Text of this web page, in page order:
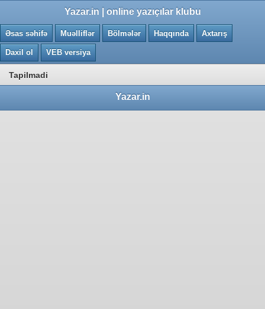
Yazar.in | online yazıçılar klubu
Əsas səhifə Muəlliflər Bölmələr Haqqında Axtarış
Daxil ol VEB versiya
Tapilmadi
Yazar.in